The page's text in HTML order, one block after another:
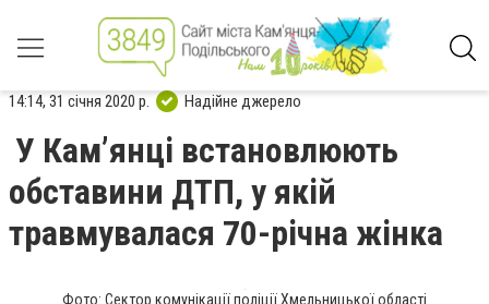
14:14, 31 січня 2020 р. Надійне джерело
У Кам’янці встановлюють
обставини ДТП, у якій
травмувалася 70-річна жінка
Фото: Сектор комунікації поліції Хмельницької області